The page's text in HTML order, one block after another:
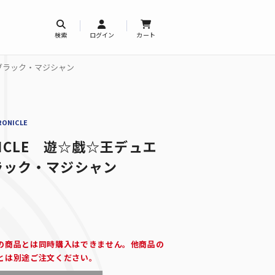
検索 ログイン カート
ック・マジシャン
遊☆戯☆王デュエ
ク・マジシャン
商品とは同時購入はできません。他商品の
別途ご注文ください。